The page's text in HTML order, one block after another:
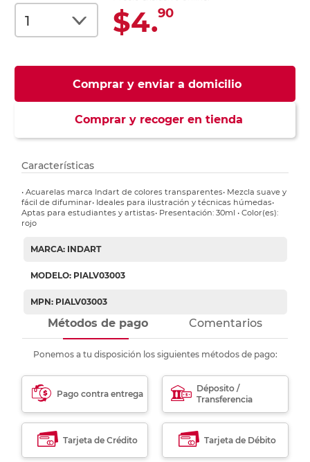
$4.90
Comprar y enviar a domicilio
Comprar y recoger en tienda
Características
• Acuarelas marca Indart de colores transparentes• Mezcla suave y
fácil de difuminar• Ideales para ilustración y técnicas húmedas•
Aptas para estudiantes y artistas• Presentación: 30ml • Color(es):
rojo
MARCA: INDART
MODELO: PIALV03003
MPN: PIALV03003
Métodos de pago Comentarios
Ponemos a tu disposición los siguientes métodos de pago:
Pago contra entrega
Déposito /
Transferencia
Tarjeta de Crédito Tarjeta de Débito